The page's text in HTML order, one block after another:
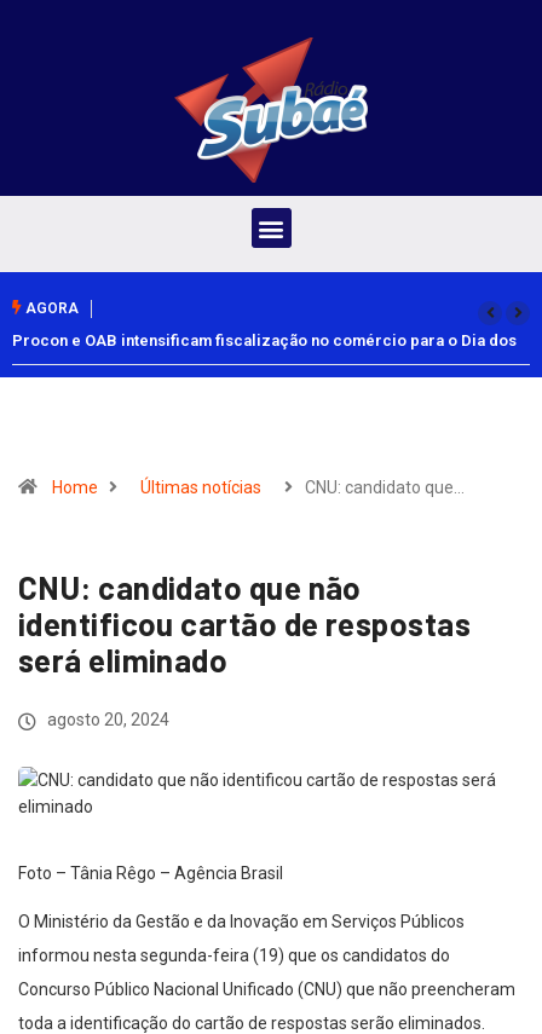
AGORA
Procon e OAB intensificam fiscalização no comércio para o Dia dos
Pais
Home Últimas notícias CNU: candidato que…
CNU: candidato que não
identificou cartão de respostas
será eliminado
agosto 20, 2024
Foto – Tânia Rêgo – Agência Brasil
O Ministério da Gestão e da Inovação em Serviços Públicos
informou nesta segunda-feira (19) que os candidatos do
Concurso Público Nacional Unificado (CNU) que não preencheram
toda a identificação do cartão de respostas serão eliminados.